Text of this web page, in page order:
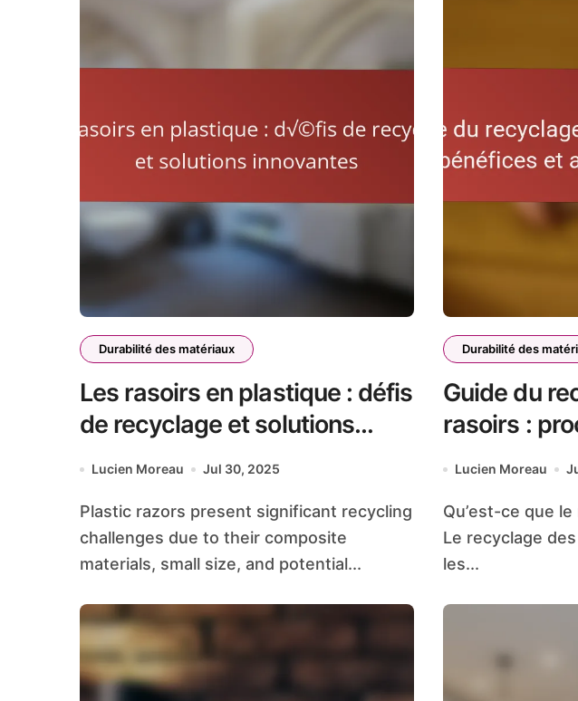
Durabilité des matériaux
Les rasoirs en plastique : défis
de recyclage et solutions
innovantes
Lucien Moreau Jul 30, 2025
Plastic razors present significant recycling
challenges due to their composite
materials, small size, and potential...
Durabilité des
Guide du
rasoirs :
et
Lucien Moreau
Qu’est-ce que le recyclage des rasoirs ?
Le recyclage
les...